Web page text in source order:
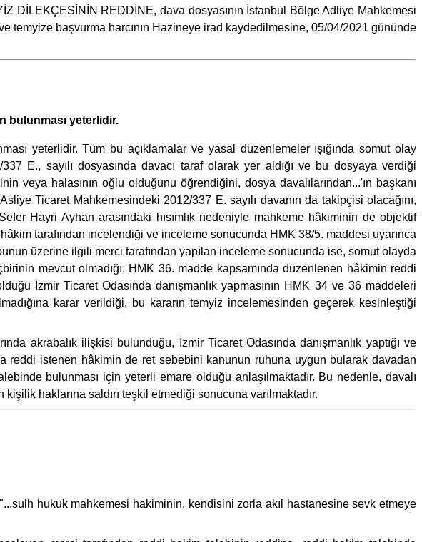
DİLEKÇESİNİN REDDİNE, dava dosyasının İstanbul Bölge Adliye Mahkemesi
temyize başvurma harcının Hazineye irad kaydedilmesine, 05/04/2021 gününde
bulunması yeterlidir.
yeterlidir. Tüm bu açıklamalar ve yasal düzenlemeler ışığında somut olay
E., sayılı dosyasında davacı taraf olarak yer aldığı ve bu dosyaya verdiği
veya halasının oğlu olduğunu öğrendiğini, dosya davalılarından...'ın başkanı
Ticaret Mahkemesindeki 2012/337 E. sayılı davanın da takipçisi olacağını,
Hayri Ayhan arasındaki hısımlık nedeniyle mahkeme hâkiminin de objektif
tarafından incelendiği ve inceleme sonucunda HMK 38/5. maddesi uyarınca
üzerine ilgili merci tarafından yapılan inceleme sonucunda ise, somut olayda
mevcut olmadığı, HMK 36. madde kapsamında düzenlenen hâkimin reddi
İzmir Ticaret Odasında danışmanlık yapmasının HMK 34 ve 36 maddeleri
karar verildiği, bu kararın temyiz incelemesinden geçerek kesinleştiği
akrabalık ilişkisi bulunduğu, İzmir Ticaret Odasında danışmanlık yaptığı ve
reddi istenen hâkimin de ret sebebini kanunun ruhuna uygun bularak davadan
bulunması için yeterli emare olduğu anlaşılmaktadır. Bu nedenle, davalı
haklarına saldırı teşkil etmediği sonucuna varılmaktadır.
hukuk mahkemesi hakiminin, kendisini zorla akıl hastanesine sevk etmeye